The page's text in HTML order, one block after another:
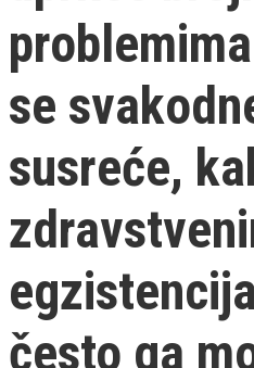
se
susreće,
često ga